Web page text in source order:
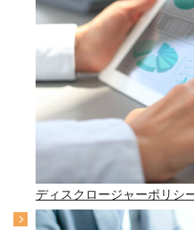
ディスクロージャーポリシ